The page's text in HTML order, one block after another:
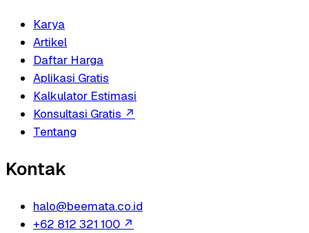
Karya
Artikel
Daftar Harga
Aplikasi Gratis
Kalkulator Estimasi
Konsultasi Gratis ↗
Tentang
Kontak
halo@beemata.co.id
+62 812 321 100 ↗